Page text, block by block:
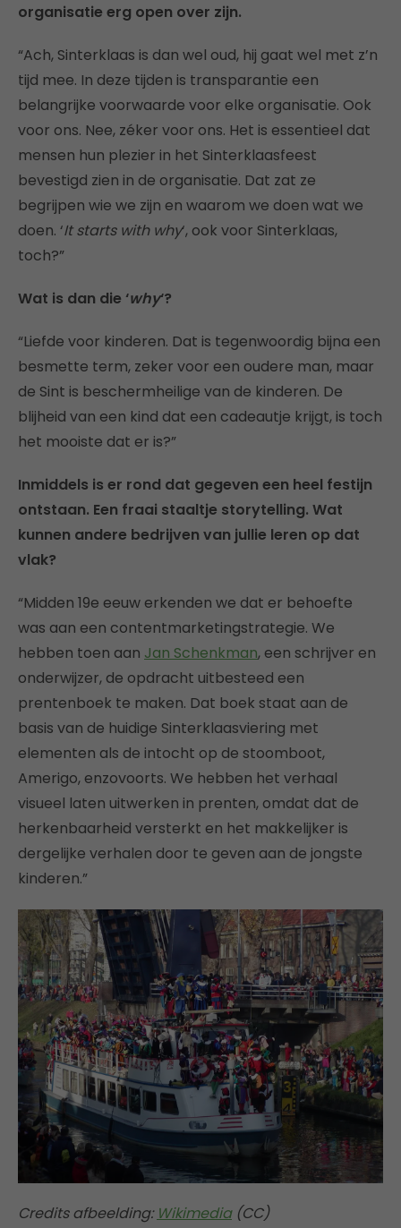
organisatie erg open over zijn.
“Ach, Sinterklaas is dan wel oud, hij gaat wel met z’n
tijd mee. In deze tijden is transparantie een
belangrijke voorwaarde voor elke organisatie. Ook
voor ons. Nee, zéker voor ons. Het is essentieel dat
mensen hun plezier in het Sinterklaasfeest
bevestigd zien in de organisatie. Dat zat ze
begrijpen wie we zijn en waarom we doen wat we
doen. ‘It starts with why‘, ook voor Sinterklaas,
toch?”
Wat is dan die ‘why‘?
“Liefde voor kinderen. Dat is tegenwoordig bijna een
besmette term, zeker voor een oudere man, maar
de Sint is beschermheilige van de kinderen. De
blijheid van een kind dat een cadeautje krijgt, is toch
het mooiste dat er is?”
Inmiddels is er rond dat gegeven een heel festijn
ontstaan. Een fraai staaltje storytelling. Wat
kunnen andere bedrijven van jullie leren op dat
vlak?
“Midden 19e eeuw erkenden we dat er behoefte
was aan een contentmarketingstrategie. We
hebben toen aan Jan Schenkman, een schrijver en
onderwijzer, de opdracht uitbesteed een
prentenboek te maken. Dat boek staat aan de
basis van de huidige Sinterklaasviering met
elementen als de intocht op de stoomboot,
Amerigo, enzovoorts. We hebben het verhaal
visueel laten uitwerken in prenten, omdat dat de
herkenbaarheid versterkt en het makkelijker is
dergelijke verhalen door te geven aan de jongste
kinderen.”
Credits afbeelding: Wikimedia(CC)